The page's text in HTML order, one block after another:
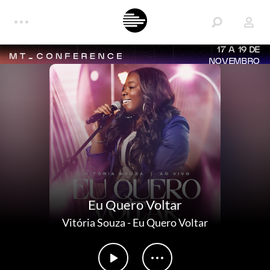
17 A 19 DE
NOVEMBRO
Eu Quero Voltar
Vitória Souza-Eu Quero Voltar